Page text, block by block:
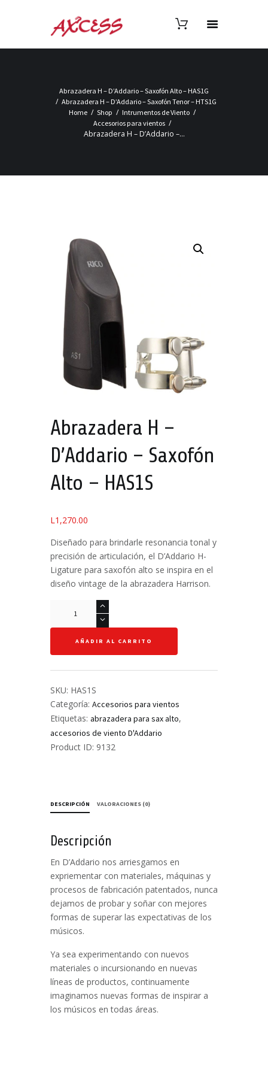
Abrazadera H – D’Addario – Saxofón Alto – HAS1G
Abrazadera H – D’Addario – Saxofón Tenor – HTS1G
Home
Shop
Intrumentos de Viento
Accesorios para vientos
Abrazadera H – D’Addario –...
Abrazadera H –
D’Addario – Saxofón
Alto – HAS1S
L1,270.00
Diseñado para brindarle resonancia tonal y
precisión de articulación, el D’Addario H-
Ligature para saxofón alto se inspira en el
diseño vintage de la abrazadera Harrison.
Alto
-
HAS1S
cantidad
AÑADIR AL CARRITO
SKU: HAS1S
Categoría: Accesorios para vientos
Etiquetas: abrazadera para sax alto,
accesorios de viento D'Addario
Product ID: 9132
DESCRIPCIÓN VALORACIONES (0)
Descripción
En D’Addario nos arriesgamos en
expriementar con materiales, máquinas y
procesos de fabricación patentados, nunca
dejamos de probar y soñar con mejores
formas de superar las expectativas de los
músicos.
Ya sea experimentando con nuevos
materiales o incursionando en nuevas
líneas de productos, continuamente
imaginamos nuevas formas de inspirar a
los músicos en todas áreas.